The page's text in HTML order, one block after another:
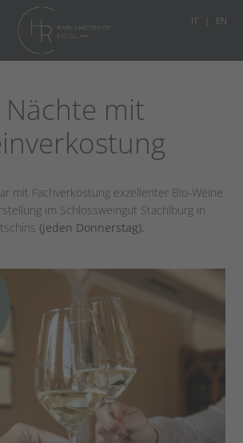
IT EN
Nächte mit
mit Fachverkostung exzellenter Bio-Weine
im Schlossweingut Stachlburg in
(jeden Donnerstag).